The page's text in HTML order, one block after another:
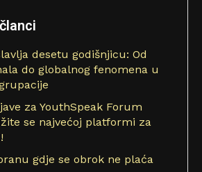
desetu godišnjicu: Od
do globalnog fenomena u
za YouthSpeak Forum
se najvećoj platformi za
gdje se obrok ne plaća